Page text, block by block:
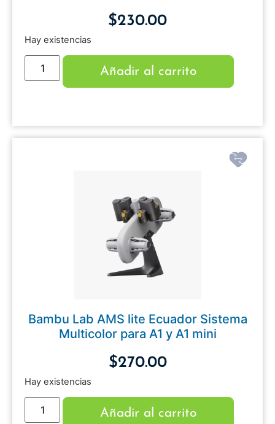
$230.00
Hay existencias
Añadir al carrito
Bambu Lab AMS lite Ecuador Sistema
Multicolor para A1 y A1 mini
$270.00
Hay existencias
Añadir al carrito